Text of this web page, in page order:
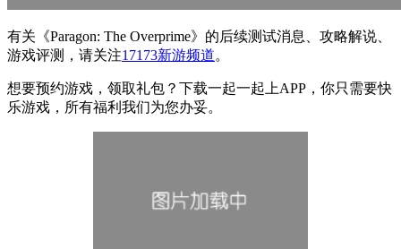
有关 《Paragon: The Overprime》 的后续测试消息、攻略解说、
游戏评测，请关注17173新游频道。
想要预约游戏，领取礼包？下载一起一起上APP，你只需要快
乐游戏，所有福利我们为您办妥。